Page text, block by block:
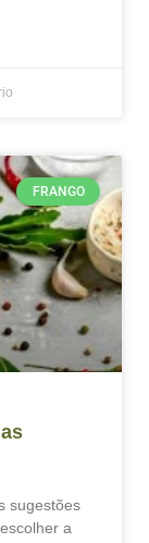
FRANGO
sugestões
a